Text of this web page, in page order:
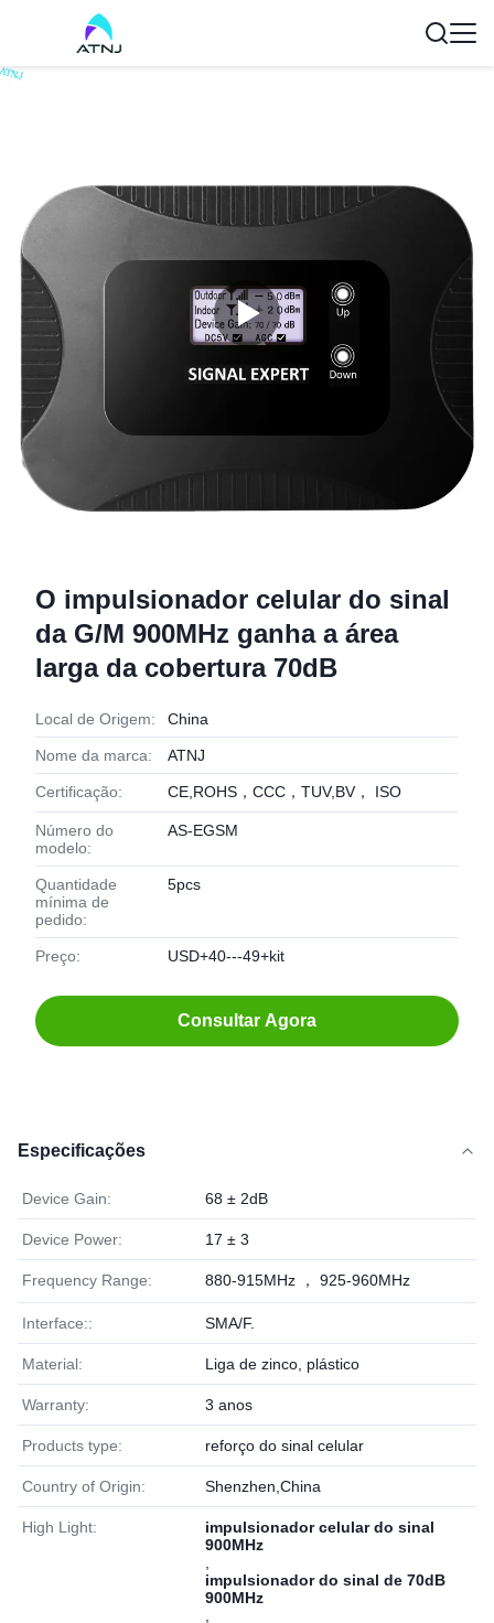
O impulsionador celular do sinal
da G/M 900MHz ganha a área
larga da cobertura 70dB
Local de Origem: China
Nome da marca: ATNJ
Certificação: CE,ROHS，CCC，TUV,BV， ISO
Número do
modelo:
AS-EGSM
Quantidade
mínima de
pedido:
5pcs
Preço: USD+40---49+kit
Consultar Agora
Especificações
Device Gain: 68 ± 2dB
Device Power: 17 ± 3
Frequency Range: 880-915MHz ， 925-960MHz
Interface:: SMA/F.
Material: Liga de zinco, plástico
Warranty: 3 anos
Products type: reforço do sinal celular
Country of Origin: Shenzhen,China
High Light:
impulsionador celular do sinal
900MHz
impulsionador do sinal de 70dB
900MHz